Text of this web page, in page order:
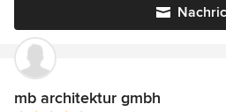
mb architektur gmbh